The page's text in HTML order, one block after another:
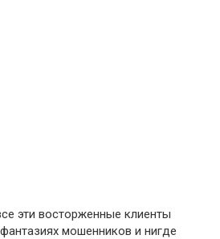
эти восторженные клиенты
мошенников и нигде